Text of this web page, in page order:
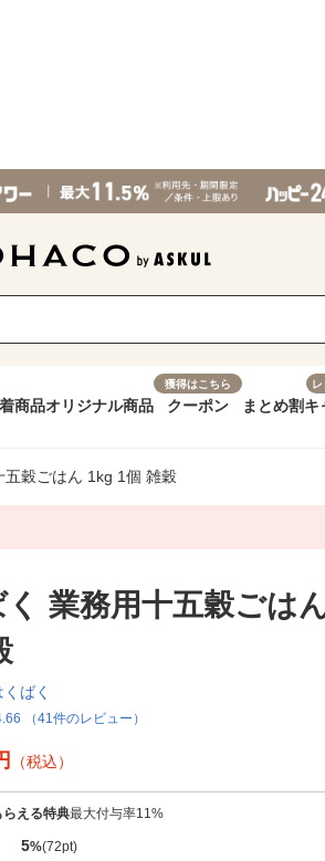
商品オリジナル商品
獲得はこちら
クーポン まとめ割キ
五穀ごはん 1kg 1個 雑穀
く 業務用十五穀ごは
くばく
（41件のレビュー）
（税込）
らえる特典最大付与率11%
5%(72pt)